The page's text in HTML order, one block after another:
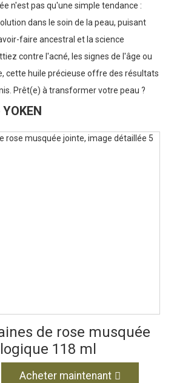
n'est pas qu'une simple tendance :
dans le soin de la peau, puisant
faire ancestral et la science
contre l'acné, les signes de l'âge ou
cette huile précieuse offre des résultats
Prêt(e) à transformer votre peau ?
de rose musquée
118 ml
Acheter maintenant